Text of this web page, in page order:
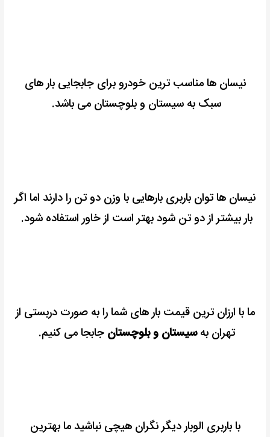
نیسان ها مناسب ترین خودرو برای جابجایی بار های
سبک به سیستان و بلوچستان می باشد.
نیسان ها توان باربری بارهایی با وزن دو تن را دارند اما اگر
بار بیشتر از دو تن شود بهتر است از خاور استفاده شود.
ما با ارزان ترین قیمت بار های شما را به صورت دربستی از
تهران بهسیستان و بلوچستان جابجا می کنیم.
با باربری الوبار دیگر نگران هیچی نباشید ما بهترین